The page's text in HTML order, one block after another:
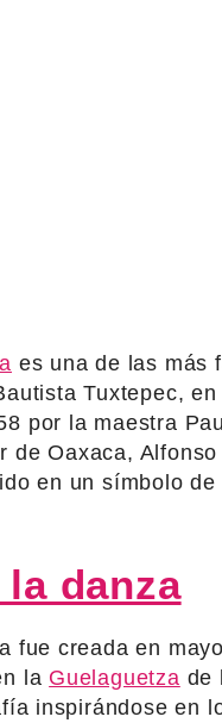
es una de las más
Tuxtepec,
por la maestra
de Oaxaca,
en un símbolo
danza
fue creada en
la Guelaguetza de
inspirándose en